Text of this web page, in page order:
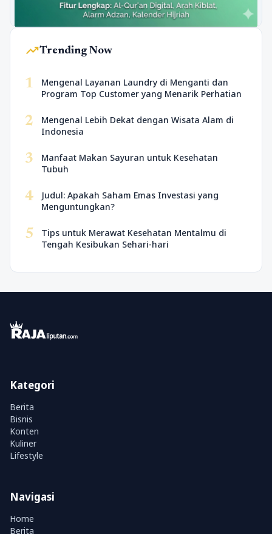
trending_upTrending Now
1
Mengenal Layanan Laundry di Menganti dan
Program Top Customer yang Menarik Perhatian
2
Mengenal Lebih Dekat dengan Wisata Alam di
Indonesia
3
Manfaat Makan Sayuran untuk Kesehatan
Tubuh
4
Judul: Apakah Saham Emas Investasi yang
Menguntungkan?
5
Tips untuk Merawat Kesehatan Mentalmu di
Tengah Kesibukan Sehari-hari
Kategori
Berita
Bisnis
Konten
Kuliner
Lifestyle
Navigasi
Home
Berita